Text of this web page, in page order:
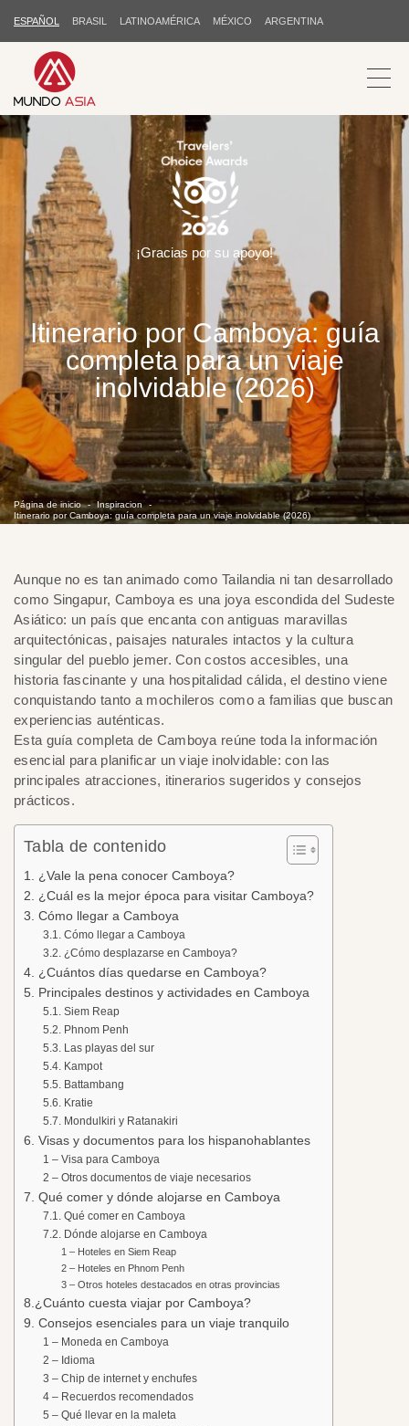
ESPAÑOL BRASIL LATINOAMÉRICA MÉXICO ARGENTINA
Itinerario por Camboya: guía
completa para un viaje
inolvidable (2026)
Página de inicio
Inspiracion
Itinerario por Camboya: guía completa para un viaje inolvidable (2026)
¡Gracias por su apoyo!
Aunque no es tan animado como Tailandia ni tan desarrollado
como Singapur, Camboya es una joya escondida del Sudeste
Asiático: un país que encanta con antiguas maravillas
arquitectónicas, paisajes naturales intactos y la cultura
singular del pueblo jemer. Con costos accesibles, una
historia fascinante y una hospitalidad cálida, el destino viene
conquistando tanto a mochileros como a familias que buscan
experiencias auténticas.
Esta guía completa de Camboya reúne toda la información
esencial para planificar un viaje inolvidable: con las
principales atracciones, itinerarios sugeridos y consejos
prácticos.
Tabla de contenido
1. ¿Vale la pena conocer Camboya?
2. ¿Cuál es la mejor época para visitar Camboya?
3. Cómo llegar a Camboya
3.1. Cómo llegar a Camboya
3.2. ¿Cómo desplazarse en Camboya?
4. ¿Cuántos días quedarse en Camboya?
5. Principales destinos y actividades en Camboya
5.1. Siem Reap
5.2. Phnom Penh
5.3. Las playas del sur
5.4. Kampot
5.5. Battambang
5.6. Kratie
5.7. Mondulkiri y Ratanakiri
6. Visas y documentos para los hispanohablantes
1 – Visa para Camboya
2 – Otros documentos de viaje necesarios
7. Qué comer y dónde alojarse en Camboya
7.1. Qué comer en Camboya
7.2. Dónde alojarse en Camboya
1 – Hoteles en Siem Reap
2 – Hoteles en Phnom Penh
3 – Otros hoteles destacados en otras provincias
8.¿Cuánto cuesta viajar por Camboya?
9. Consejos esenciales para un viaje tranquilo
1 – Moneda en Camboya
2 – Idioma
3 – Chip de internet y enchufes
4 – Recuerdos recomendados
5 – Qué llevar en la maleta